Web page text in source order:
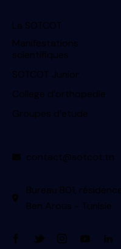
La SOTCOT
Manifestations
scientifiques
SOTCOT Junior
College d’orthopedie
Groupes d’etude
contact@sotcot.tn
Bureau B01,
Ben Arous - Tunisie